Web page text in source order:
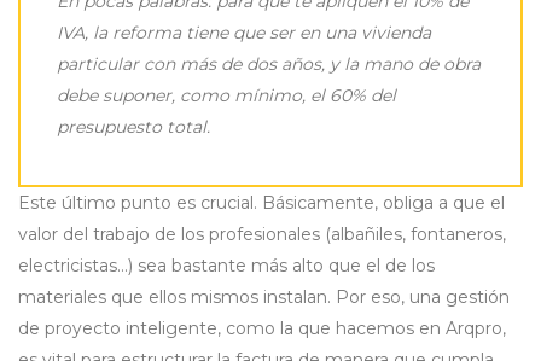
IVA, la reforma tiene que ser en una vivienda
particular con más de dos años, y la mano de obra
debe suponer, como mínimo, el 60% del
presupuesto total.
Este último punto es crucial. Básicamente, obliga a que el
valor del trabajo de los profesionales (albañiles, fontaneros,
electricistas…) sea bastante más alto que el de los
materiales que ellos mismos instalan. Por eso, una gestión
de proyecto inteligente, como la que hacemos en Arqpro,